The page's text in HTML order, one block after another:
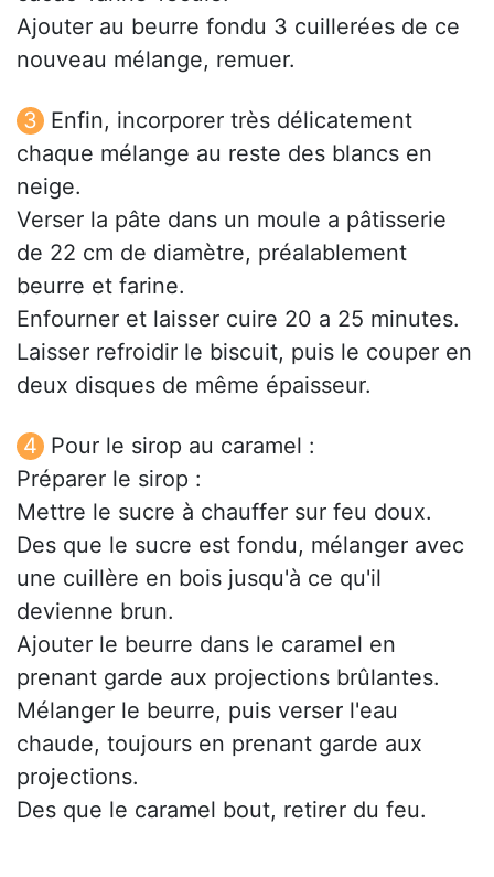
Ajouter au beurre fondu 3 cuillerées de ce
nouveau mélange, remuer.
Enfin, incorporer très délicatement
chaque mélange au reste des blancs en
neige.
Verser la pâte dans un moule a pâtisserie
de 22 cm de diamètre, préalablement
beurre et farine.
Enfourner et laisser cuire 20 a 25 minutes.
Laisser refroidir le biscuit, puis le couper en
deux disques de même épaisseur.
Pour le sirop au caramel :
Préparer le sirop :
Mettre le sucre à chauffer sur feu doux.
Des que le sucre est fondu, mélanger avec
une cuillère en bois jusqu'à ce qu'il
devienne brun.
Ajouter le beurre dans le caramel en
prenant garde aux projections brûlantes.
Mélanger le beurre, puis verser l'eau
chaude, toujours en prenant garde aux
projections.
Des que le caramel bout, retirer du feu.